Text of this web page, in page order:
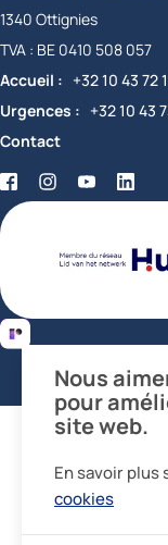
1340 Ottignies
Belgique
TVA : BE 0410 508 057
Accueil
+32 10 43 72
Urgences
+32 10 43
Contact
FacebookTwitterYouTubeLinkedIn
certifications
Nous
pour
site web.
En savoir plus
cookies